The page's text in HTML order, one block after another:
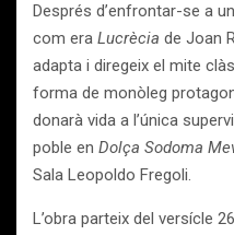
Després d’enfrontar-se a
com era Lucrècia de Joan
adapta i diregeix el mite
forma de monòleg
donarà vida a l’única
poble en Dolça Sodoma
Sala Leopoldo Fregoli.
L’obra parteix del versícle